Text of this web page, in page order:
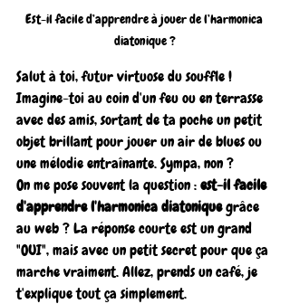
Est-il facile d’apprendre à jouer de l’harmonica
diatonique ?
Salut à toi, futur virtuose du souffle !
Imagine-toi au coin d'un feu ou en terrasse
avec des amis, sortant de ta poche un petit
objet brillant pour jouer un air de blues ou
une mélodie entraînante. Sympa, non ?
On me pose souvent la question : est-il facile
d'apprendre l'harmonica diatonique grâce
au web ? La réponse courte est un grand
"OUI", mais avec un petit secret pour que ça
marche vraiment. Allez, prends un café, je
t'explique tout ça simplement.